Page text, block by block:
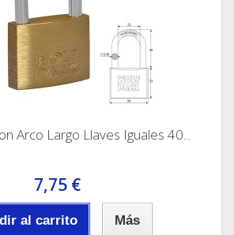
Arco Largo Llaves Iguales 40...
7,75 €
al carrito Más